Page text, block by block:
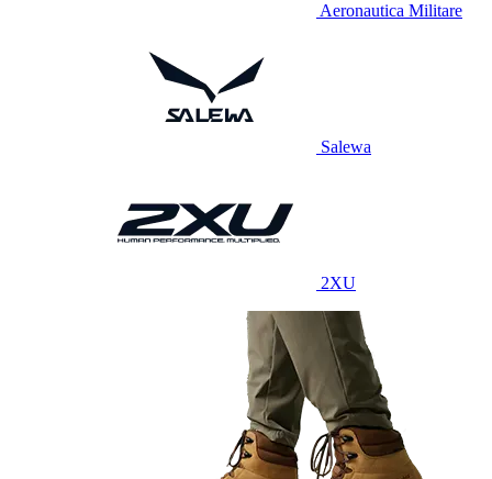
Aeronautica Militare
Salewa
2XU